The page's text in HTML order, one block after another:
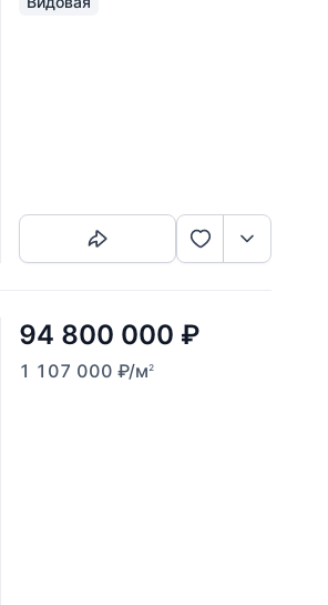
94 800 000 ₽
1 107 000 ₽/м2